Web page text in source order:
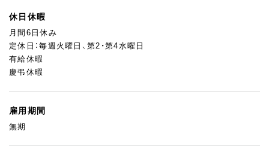
休日休暇
月間6日休み
定休日：毎週火曜日、第2・第4水曜日
有給休暇
慶弔休暇
雇用期間
無期